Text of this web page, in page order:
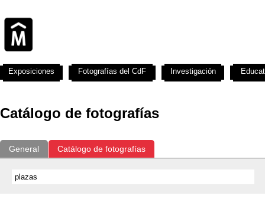
Catálogo de fotografías
General Catálogo de fotografías
Exposiciones Fotografías del CdF Investigación